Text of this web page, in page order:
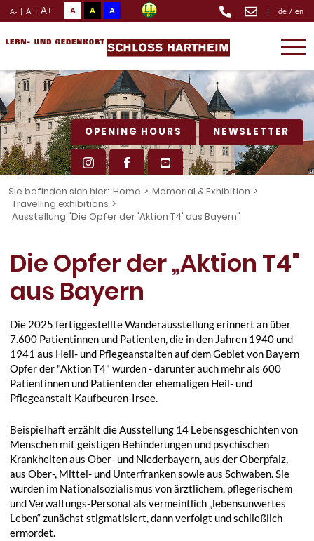
A- | A | A+ A A A | de / en
OPENING HOURS NEWSLETTER
Sie befinden sich hier: Home > Memorial & Exhibition >
Travelling exhibitions >
Ausstellung "Die Opfer der 'Aktion T4' aus Bayern"
Die Opfer der „Aktion T4"
aus Bayern
Die 2025 fertiggestellte Wanderausstellung erinnert an über
7.600 Patientinnen und Patienten, die in den Jahren 1940 und
1941 aus Heil- und Pflegeanstalten auf dem Gebiet von Bayern
Opfer der "Aktion T4" wurden - darunter auch mehr als 600
Patientinnen und Patienten der ehemaligen Heil- und
Pflegeanstalt Kaufbeuren-Irsee.
Beispielhaft erzählt die Ausstellung 14 Lebensgeschichten von
Menschen mit geistigen Behinderungen und psychischen
Krankheiten aus Ober- und Niederbayern, aus der Oberpfalz,
aus Ober-, Mittel- und Unterfranken sowie aus Schwaben. Sie
wurden im Nationalsozialismus von ärztlichem, pflegerischem
und Verwaltungs-Personal als vermeintlich „lebensunwertes
Leben“ zunächst stigmatisiert, dann verfolgt und schließlich
ermordet.